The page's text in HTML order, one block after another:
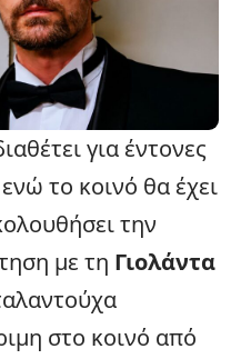
για έντονες
το κοινό θα έχει
την
με τη Γιολάντα
στο κοινό από